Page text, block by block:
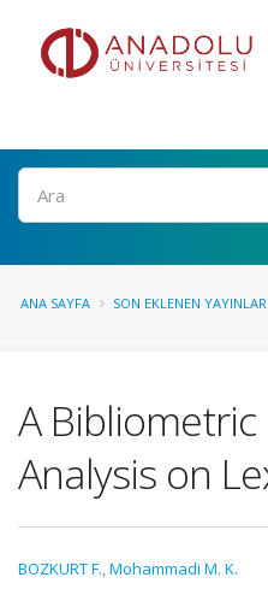
Ara
ANA SAYFA SON EKLENEN YAYINLAR
A Bibliometric
Analysis on
BOZKURT F.,Mohammadi M. K.